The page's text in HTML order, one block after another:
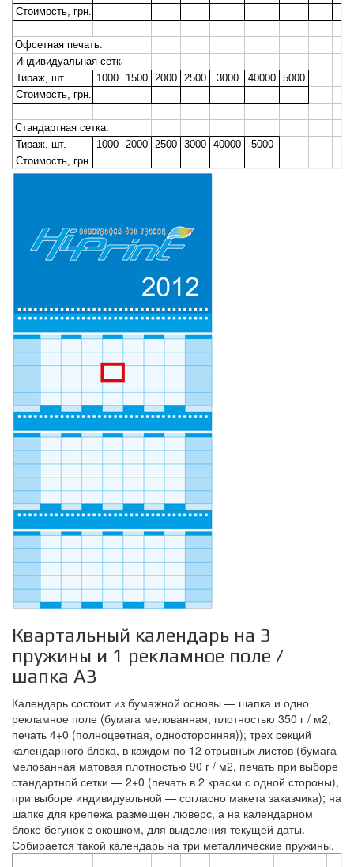
Квартальный календарь на 3
пружины и 1 рекламное поле /
шапка А3
Календарь состоит из бумажной основы — шапка и одно
рекламное поле (бумага мелованная, плотностью 350 г / м2,
печать 4+0 (полноцветная, односторонняя)); трех секций
календарного блока, в каждом по 12 отрывных листов (бумага
мелованная матовая плотностью 90 г / м2, печать при выборе
стандартной сетки — 2+0 (печать в 2 краски с одной стороны),
при выборе индивидуальной — согласно макета заказчика); на
шапке для крепежа размещен люверс, а на календарном
блоке бегунок с окошком, для выделения текущей даты.
Собирается такой календарь на три металлические пружины.